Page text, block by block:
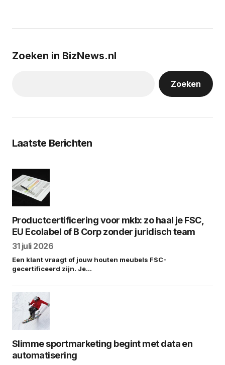
Zoeken in BizNews.nl
Zoeken
Laatste Berichten
Productcertificering voor mkb: zo haal je FSC,
EU Ecolabel of B Corp zonder juridisch team
31 juli 2026
Een klant vraagt of jouw houten meubels FSC-
gecertificeerd zijn. Je…
Slimme sportmarketing begint met data en
automatisering